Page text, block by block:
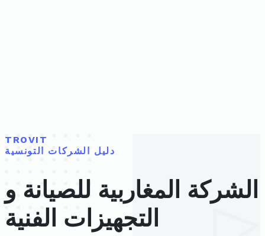
TROVIT
دليل الشركات التونسية
الشركة المغاربية للصيانة و
التجهيزات الفنية